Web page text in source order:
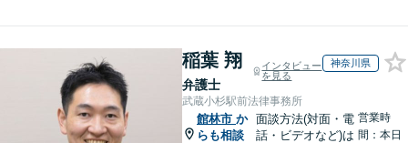
稲葉 翔
弁護士
インタビュー
を見る
神奈川県
武蔵小杉駅前法律事務所
館林市 か
らも相談
面談方法(対面・電
話・ビデオなど)は
営業時
間：本日